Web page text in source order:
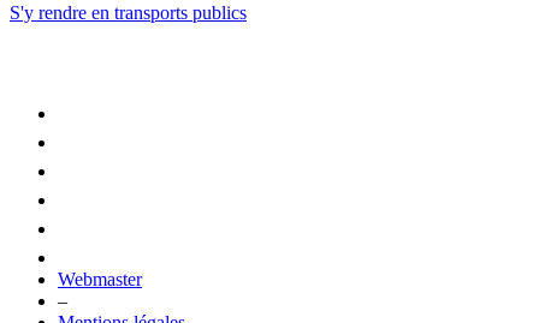
S'y rendre en transports publics
Webmaster
–